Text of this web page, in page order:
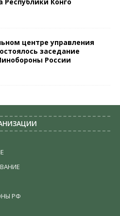
центре управления
заседание
России
РФ